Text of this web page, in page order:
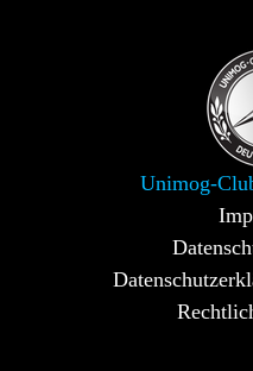
Unimog-